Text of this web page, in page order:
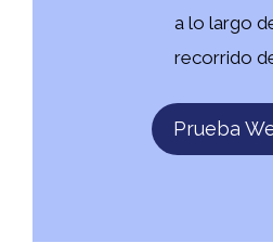
a lo largo
recorrido
Prueba